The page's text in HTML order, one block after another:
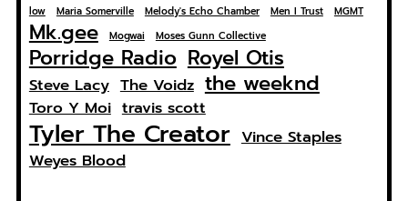
low
Maria Somerville Melody's Echo Chamber Men I Trust MGMT
Mk.gee Mogwai Moses Gunn Collective
Porridge Radio Royel Otis
Steve Lacy The Voidz the weeknd
Toro Y Moi travis scott
Tyler The Creator Vince Staples
Weyes Blood